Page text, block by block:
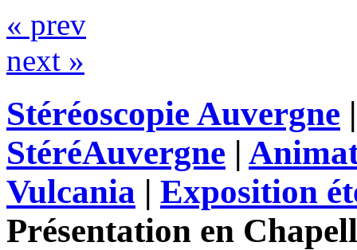
« prev
next »
Stéréoscopie Auvergne
StéréAuvergne |
Vulcania | Exposition
Présentation en